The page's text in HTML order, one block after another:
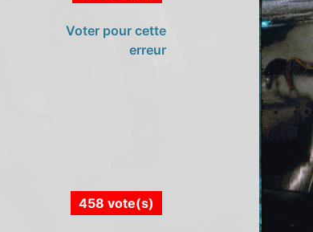
Voter pour cette
erreur
458 vote(s)